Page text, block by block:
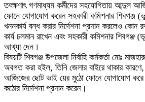
তৎক্ষণাৎ গণমাধ্যম কর্মীদের সহযোগিতায় আব্দুল
ফোনে যোগাযোগ করেন সহকারী কমিশনার
খননকার্য বন্ধ করার নির্দেশনা প্রদান করলেও কোন
কার্য চলমান রাখেন এবং সহকারী কমিশনার শিবগঞ্জ
আখ্যা দেন।
বিষয়টি শিবগঞ্জ উপজেলা নির্বাহি কর্মকর্তা মোঃ
অবগত করা হইল, তিনি জেলার বাইরে থাকার
আজিজের ছোট ভাই য়ের মুঠো ফোনে যোগাযোগ করে
কঠোর নির্দেশনা প্রদান করেন।